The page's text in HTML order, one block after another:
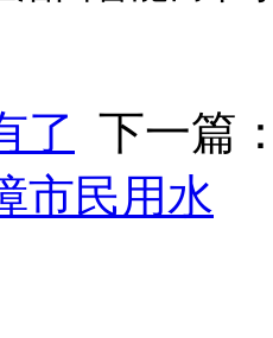
了
下一篇
市民用水